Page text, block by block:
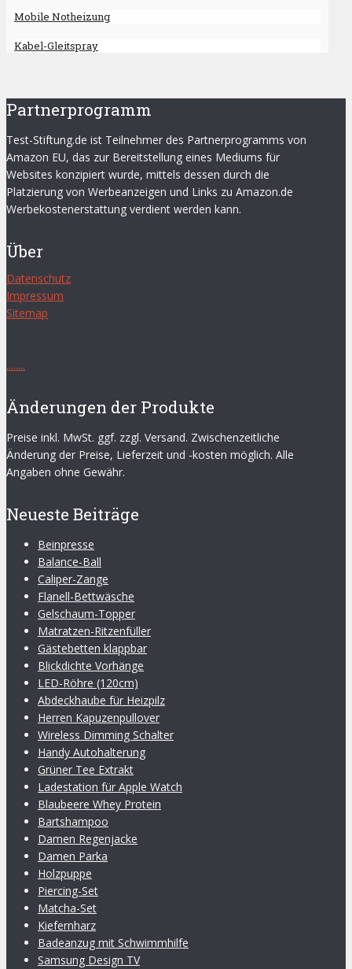
Mobile Notheizung
Kabel-Gleitspray
Partnerprogramm
Test-Stiftung.de ist Teilnehmer des Partnerprogramms von
Amazon EU, das zur Bereitstellung eines Mediums für
Websites konzipiert wurde, mittels dessen durch die
Platzierung von Werbeanzeigen und Links zu Amazon.de
Werbekostenerstattung verdient werden kann.
Über
Datenschutz
Impressum
Sitemap
........
Änderungen der Produkte
Preise inkl. MwSt. ggf. zzgl. Versand. Zwischenzeitliche
Änderung der Preise, Lieferzeit und -kosten möglich. Alle
Angaben ohne Gewähr.
Neueste Beiträge
Beinpresse
Balance-Ball
Caliper-Zange
Flanell-Bettwäsche
Gelschaum-Topper
Matratzen-Ritzenfüller
Gästebetten klappbar
Blickdichte Vorhänge
LED-Röhre (120cm)
Abdeckhaube für Heizpilz
Herren Kapuzenpullover
Wireless Dimming Schalter
Handy Autohalterung
Grüner Tee Extrakt
Ladestation für Apple Watch
Blaubeere Whey Protein
Bartshampoo
Damen Regenjacke
Damen Parka
Holzpuppe
Piercing-Set
Matcha-Set
Kiefernharz
Badeanzug mit Schwimmhilfe
Samsung Design TV